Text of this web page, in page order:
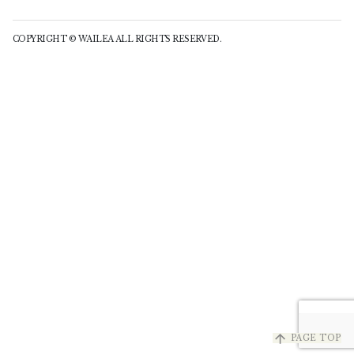
arrow_upward PAGE TOP
COPYRIGHT © WAILEA ALL RIGHTS RESERVED.